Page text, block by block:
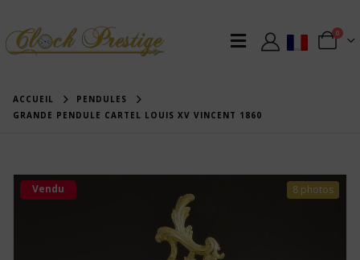
0
ACCUEIL
PENDULES
GRANDE PENDULE CARTEL LOUIS XV VINCENT 1860
8 photos
Vendu